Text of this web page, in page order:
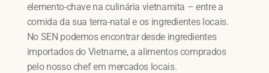
elemento-chave na culinária vietnamita – entre a
comida da sua terra-natal e os ingredientes locais.
No SEN podemos encontrar desde ingredientes
importados do Vietname, a alimentos comprados
pelo nosso chef em mercados locais.